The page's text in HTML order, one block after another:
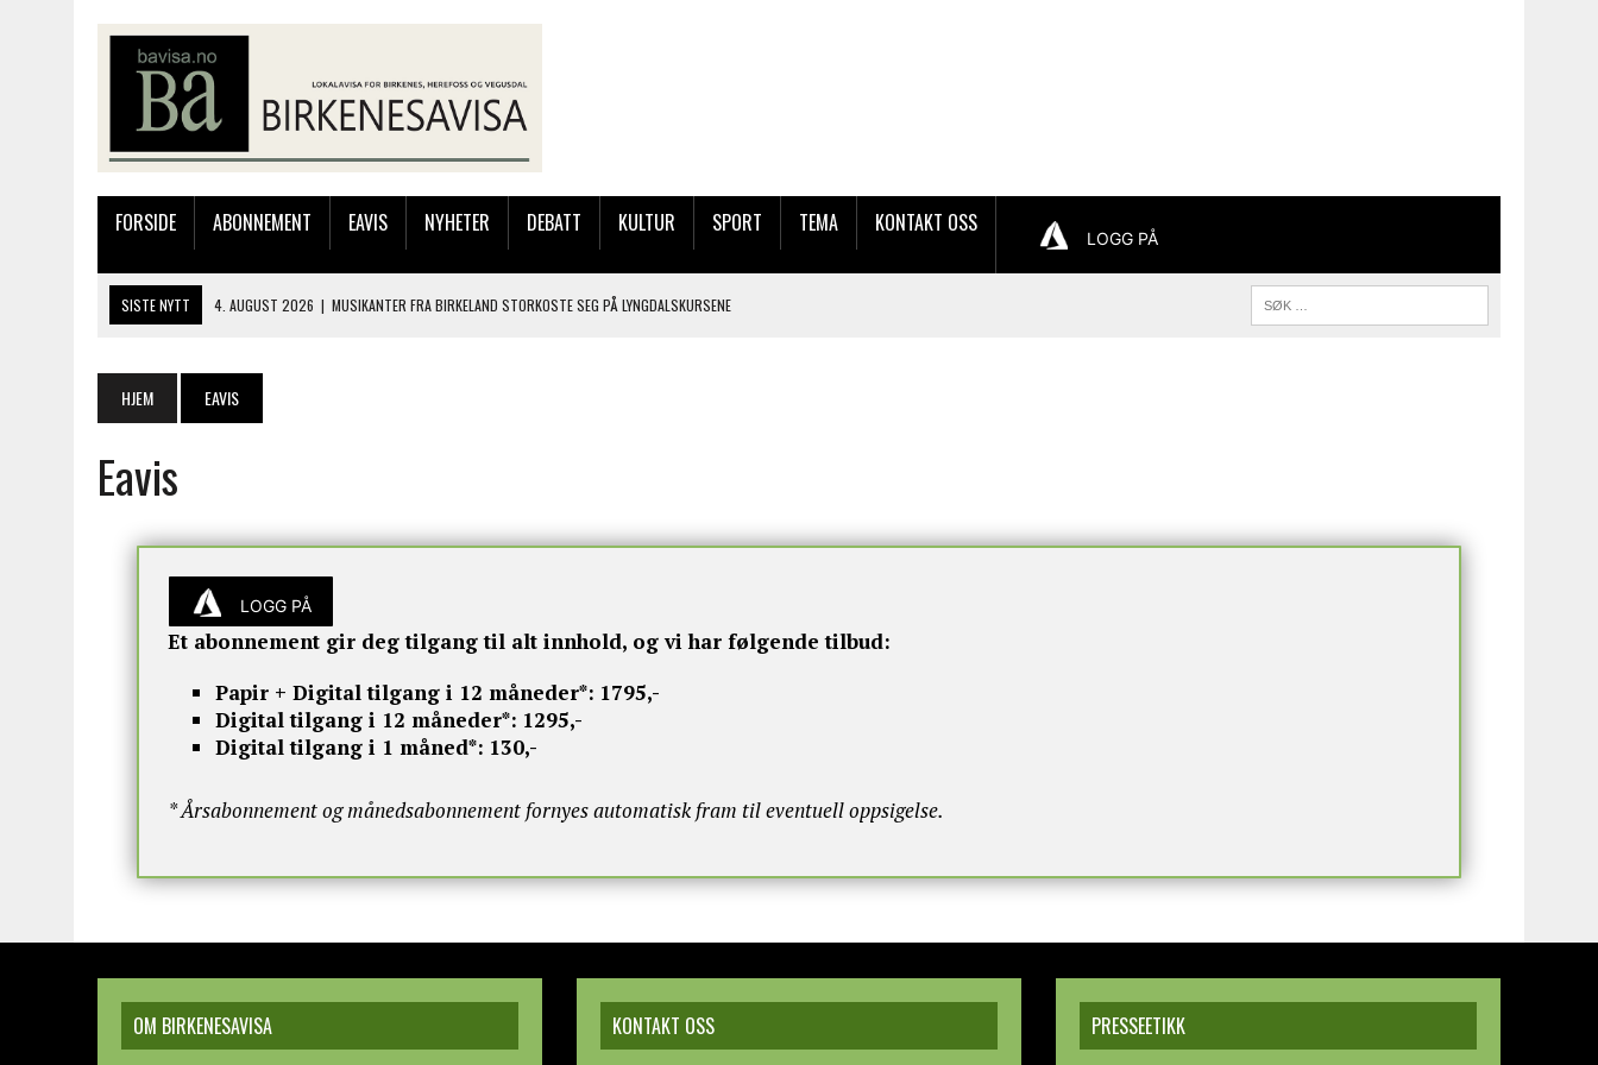
FORSIDE ABONNEMENT EAVIS NYHETER DEBATT KULTUR SPORT TEMA KONTAKT OSS
LOGG PÅ
SISTE NYTT 4. AUGUST 2026 | MUSIKANTER FRA BIRKELAND STORKOSTE SEG PÅ LYNGDALSKURSENE
28. JULI 2026 | JAKOB FRIIS TRIO KOMMER TIL BIRKELAND SØNDAG
4. AUGUST 2026
HJEM EAVIS
Eavis
LOGG PÅ
Et abonnement gir deg tilgang til alt innhold, og vi har følgende tilbud:
Papir + Digital tilgang i 12 måneder*: 1795,-
Digital tilgang i 12 måneder*: 1295,-
Digital tilgang i 1 måned*: 130,-
* Årsabonnement og månedsabonnement fornyes automatisk fram til eventuell oppsigelse.
OM BIRKENESAVISA KONTAKT OSS PRESSEETIKK